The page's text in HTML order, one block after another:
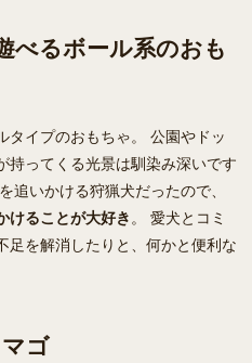
べるボール系のおも
タイプのおもちゃ。 公園やドッ
持ってくる光景は馴染み深いです
追いかける狩猟犬だったので、
けることが大好き。 愛犬とコミ
足を解消したりと、何かと便利な
ゴ